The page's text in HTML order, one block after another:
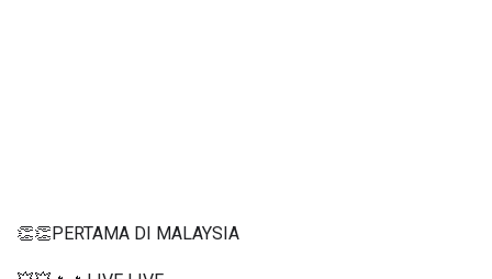
👏👏PERTAMA DI MALAYSIA